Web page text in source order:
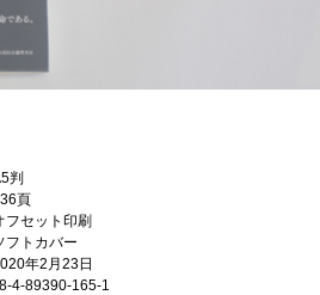
判
頁
セット印刷
トカバー
年2月23日
4-89390-165-1